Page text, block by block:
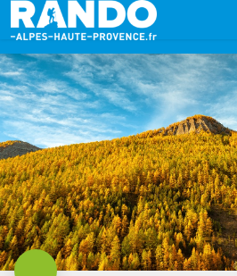
Tour du Château
Tour du château - AD04